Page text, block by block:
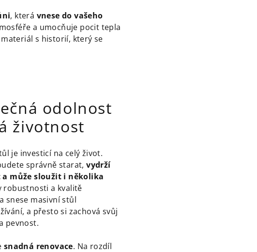
, která vnese do vašeho
a umocňuje pocit tepla
s historií, který se
odolnost
životnost
je investicí na celý život.
správně starat,vydrží
může sloužit i několika
robustnosti a kvalitě
snese masivní stůl
a přesto si zachová svůj
pevnost.
snadná renovace. Na rozdíl